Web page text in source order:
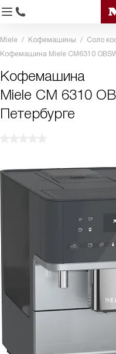
Miele Кофемашины
Соло
Кофемашина Miele CM6310
Кофемашина
Miele CM 6310
Петербурге